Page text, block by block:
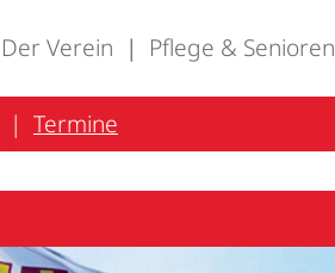
Termine
Der Verein Pflege & Senioren